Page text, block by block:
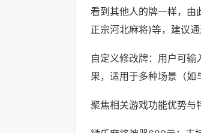
看到其他人的牌一样，由
正宗河北麻将)等，建议
自定义修改牌：用户可输
果，适用于多种场景（如
聚焦相关游戏功能优势与